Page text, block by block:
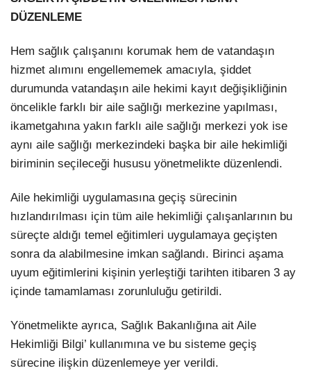
DÜZENLEME
Hem sağlık çalışanını korumak hem de vatandaşın
hizmet alımını engellememek amacıyla, şiddet
durumunda vatandaşın aile hekimi kayıt değişikliğinin
öncelikle farklı bir aile sağlığı merkezine yapılması,
ikametgahına yakın farklı aile sağlığı merkezi yok ise
aynı aile sağlığı merkezindeki başka bir aile hekimliği
biriminin seçileceği hususu yönetmelikte düzenlendi.
Aile hekimliği uygulamasına geçiş sürecinin
hızlandırılması için tüm aile hekimliği çalışanlarının bu
süreçte aldığı temel eğitimleri uygulamaya geçişten
sonra da alabilmesine imkan sağlandı. Birinci aşama
uyum eğitimlerini kişinin yerleştiği tarihten itibaren 3 ay
içinde tamamlaması zorunluluğu getirildi.
Yönetmelikte ayrıca, Sağlık Bakanlığına ait Aile
Hekimliği Bilgi’ kullanımına ve bu sisteme geçiş
sürecine ilişkin düzenlemeye yer verildi.